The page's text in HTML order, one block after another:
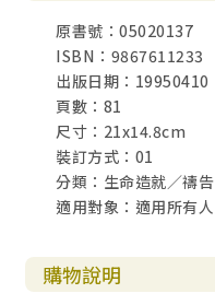
原書號：05020137
ISBN：9867611233
出版日期：19950410
頁數：81
尺寸：21x14.8cm
裝訂方式：01
分類：生命造就／禱告
適用對象：適用所有人
購物說明